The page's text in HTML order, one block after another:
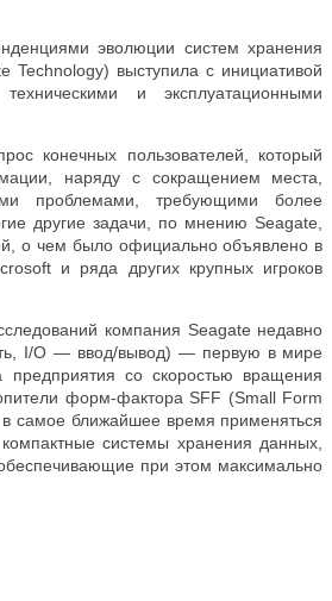
эволюции систем хранения
Technology) выступила с инициативой
и эксплуатационными
конечных пользователей, который
наряду с сокращением места,
проблемами, требующими более
другие задачи, по мнению Seagate,
о чем было официально объявлено в
и ряда других крупных игроков
компания Seagate недавно
I/O— ввод/вывод) — первую в мире
со скоростью вращения
форм-фактора SFF (Small Form
самое ближайшее время применяться
системы хранения данных,
при этом максимально